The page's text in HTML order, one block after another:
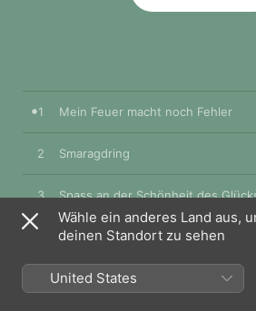
1 Mein Feuer macht noch Fehler
2 Smaragdring
3 Spass an der Schönheit des
Schuhe
Wenn man keinen kennt
Wähle ein anderes Land aus,
deinen Standort zu sehen
United States